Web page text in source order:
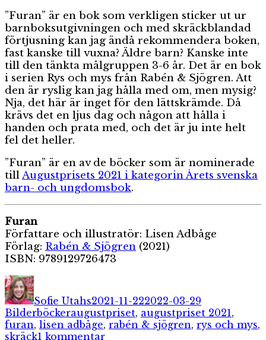
”Furan” är en bok som verkligen sticker ut ur
barnboksutgivningen och med skräckblandad
förtjusning kan jag ändå rekommendera boken,
fast kanske till vuxna? Äldre barn? Kanske inte
till den tänkta målgruppen 3-6 år. Det är en bok
i serien Rys och mys från Rabén & Sjögren. Att
den är ryslig kan jag hålla med om, men mysig?
Nja, det här är inget för den lättskrämde. Då
krävs det en ljus dag och någon att hålla i
handen och prata med, och det är ju inte helt
fel det heller.
”Furan” är en av de böcker som är nominerade
tillAugustprisets 2021 i kategorin Årets svenska
barn- och ungdomsbok.
Furan
Författare och illustratör: Lisen Adbåge
Förlag: Rabén & Sjögren (2021)
ISBN: 9789129726473
Författare
Sofie Utahs2021-11-222022-03-29
BilderböckerEtiketter
augustpriset, augustpriset 2021 ,
furan, lisen adbåge, rabén & sjögren, rys och mys,
skräck1 kommentartill